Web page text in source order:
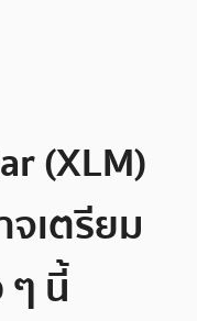
(XLM)
เตรียม
ๆ นี้